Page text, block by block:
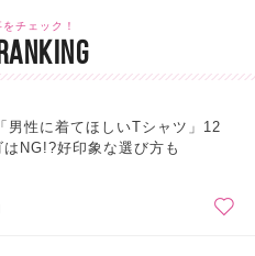
チェック！
男性に着てほしいTシャツ」12
NG!?好印象な選び方も